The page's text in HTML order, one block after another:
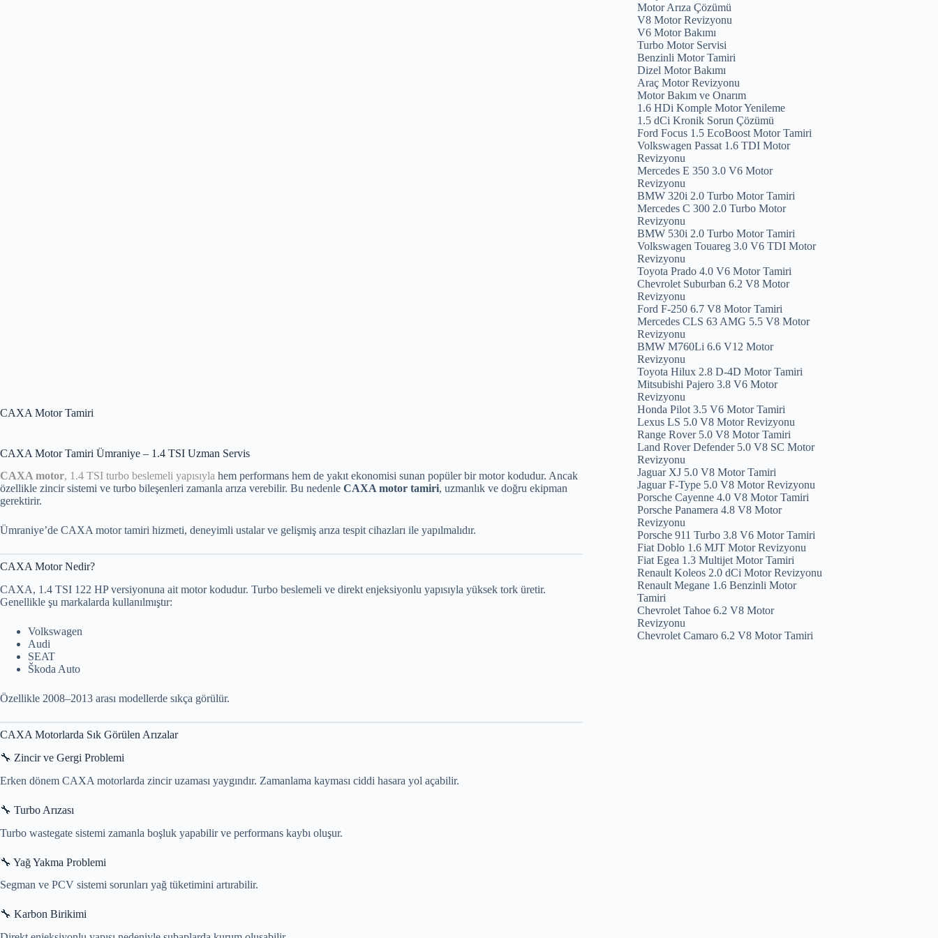
CAXA Motor Tamiri
CAXA Motor Tamiri Ümraniye – 1.4 TSI Uzman Servis
CAXA motor, 1.4 TSI turbo beslemeli yapısıyla hem performans hem de yakıt ekonomisi sunan popüler bir motor kodudur. Ancak
özellikle zincir sistemi ve turbo bileşenleri zamanla arıza verebilir. Bu nedenle CAXA motor tamiri, uzmanlık ve doğru ekipman
gerektirir.
Ümraniye’de CAXA motor tamiri hizmeti, deneyimli ustalar ve gelişmiş arıza tespit cihazları ile yapılmalıdır.
CAXA Motor Nedir?
CAXA, 1.4 TSI 122 HP versiyonuna ait motor kodudur. Turbo beslemeli ve direkt enjeksiyonlu yapısıyla yüksek tork üretir.
Genellikle şu markalarda kullanılmıştır:
Volkswagen
Audi
SEAT
Škoda Auto
Özellikle 2008–2013 arası modellerde sıkça görülür.
CAXA Motorlarda Sık Görülen Arızalar
🔧 Zincir ve Gergi Problemi
Erken dönem CAXA motorlarda zincir uzaması yaygındır. Zamanlama kayması ciddi hasara yol açabilir.
🔧 Turbo Arızası
Turbo wastegate sistemi zamanla boşluk yapabilir ve performans kaybı oluşur.
🔧 Yağ Yakma Problemi
Segman ve PCV sistemi sorunları yağ tüketimini artırabilir.
🔧 Karbon Birikimi
Motor Arıza Çözümü
V8 Motor Revizyonu
V6 Motor Bakımı
Turbo Motor Servisi
Benzinli Motor Tamiri
Dizel Motor Bakımı
Araç Motor Revizyonu
Motor Bakım ve Onarım
1.6 HDi Komple Motor Yenileme
1.5 dCi Kronik Sorun Çözümü
Ford Focus 1.5 EcoBoost Motor Tamiri
Volkswagen Passat 1.6 TDI Motor
Revizyonu
Mercedes E 350 3.0 V6 Motor
Revizyonu
BMW 320i 2.0 Turbo Motor Tamiri
Mercedes C 300 2.0 Turbo Motor
Revizyonu
BMW 530i 2.0 Turbo Motor Tamiri
Volkswagen Touareg 3.0 V6 TDI Motor
Revizyonu
Toyota Prado 4.0 V6 Motor Tamiri
Chevrolet Suburban 6.2 V8 Motor
Revizyonu
Ford F-250 6.7 V8 Motor Tamiri
Mercedes CLS 63 AMG 5.5 V8 Motor
Revizyonu
BMW M760Li 6.6 V12 Motor
Revizyonu
Toyota Hilux 2.8 D-4D Motor Tamiri
Mitsubishi Pajero 3.8 V6 Motor
Revizyonu
Honda Pilot 3.5 V6 Motor Tamiri
Lexus LS 5.0 V8 Motor Revizyonu
Range Rover 5.0 V8 Motor Tamiri
Land Rover Defender 5.0 V8 SC Motor
Revizyonu
Jaguar XJ 5.0 V8 Motor Tamiri
Jaguar F-Type 5.0 V8 Motor Revizyonu
Porsche Cayenne 4.0 V8 Motor Tamiri
Porsche Panamera 4.8 V8 Motor
Revizyonu
Porsche 911 Turbo 3.8 V6 Motor Tamiri
Fiat Doblo 1.6 MJT Motor Revizyonu
Fiat Egea 1.3 Multijet Motor Tamiri
Renault Koleos 2.0 dCi Motor Revizyonu
Renault Megane 1.6 Benzinli Motor
Tamiri
Chevrolet Tahoe 6.2 V8 Motor
Revizyonu
Chevrolet Camaro 6.2 V8 Motor Tamiri